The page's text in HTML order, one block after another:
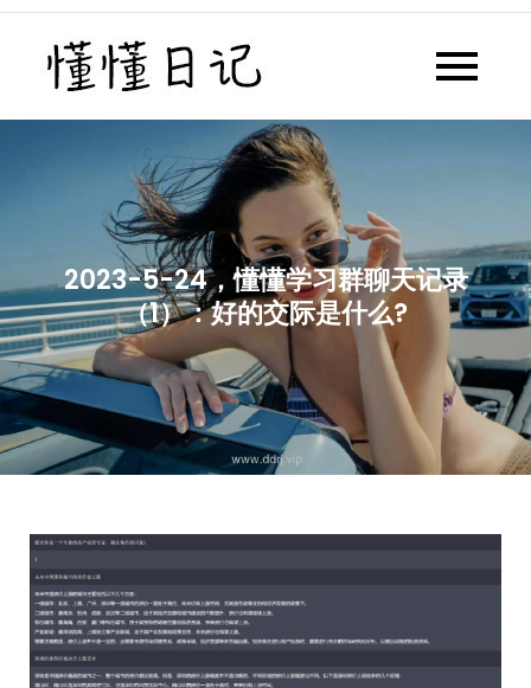
Skip
content
懂懂日记网每天同步更新懂懂学
2023-5-24，懂懂学习群聊天记录
（1）：好的交际是什么?